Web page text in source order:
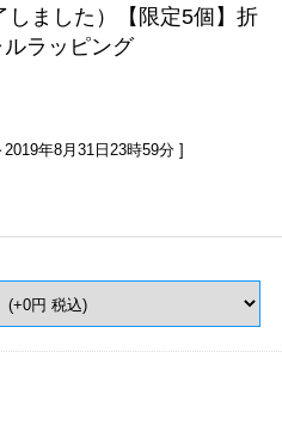
ました）
【限定5個】折
ラッピング
2019年8月31日23時59分]